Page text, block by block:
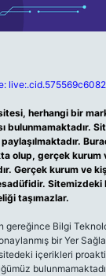
herhangi bir
bulunmamaktadır.
paylaşılmaktadır.
olup, gerçek kurum
Gerçek kurum ve
Sitemizdeki
taşımazlar.
gereğince Bilgi
bir Yer
içerikleri